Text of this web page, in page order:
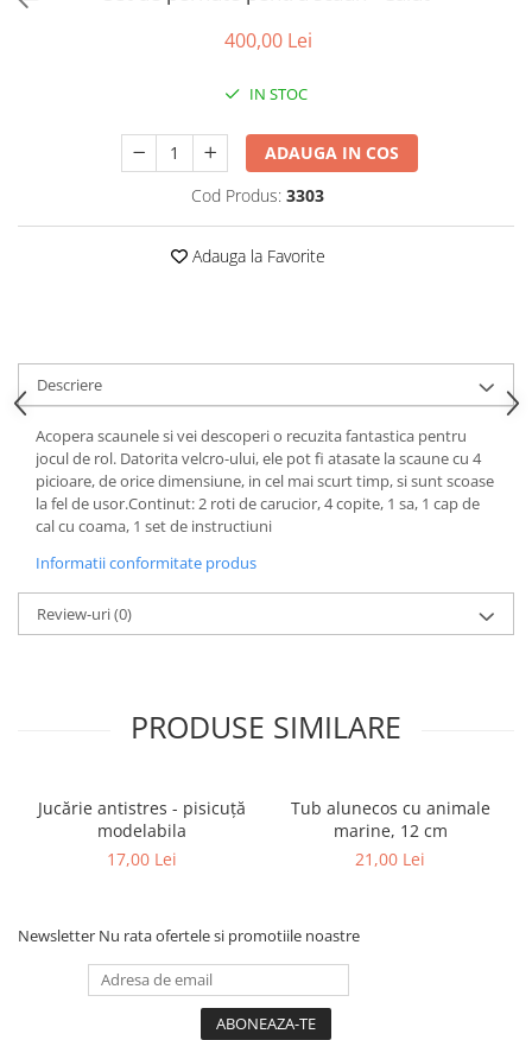
Creioane colorate si carioci
Instrumente si accesorii pentru
Lipici si adezivi
Suport pentru decor
Sarma plusata
Seturi de creatie
Tablouri diamonds
Jocuri matematice
Jocuri pentru stimularea
Stimulare auditiva
Stimulare olfactiva si gustativa
400,00 Lei
IN STOC
ADAUGA IN COS
Cod Produs: 3303
Adauga la Favorite
Descriere
Acopera scaunele si vei descoperi o recuzita fantastica pentru
jocul de rol. Datorita velcro-ului, ele pot fi atasate la scaune cu 4
picioare, de orice dimensiune, in cel mai scurt timp, si sunt scoase
la fel de usor.Continut: 2 roti de carucior, 4 copite, 1 sa, 1 cap de
cal cu coama, 1 set de instructiuni
Informatii conformitate produs
Review-uri(0)
PRODUSE SIMILARE
Jucărie antistres - pisicuță
modelabila
17,00 Lei
Tub alunecos cu animale
marine, 12 cm
21,00 Lei
Newsletter Nu rata ofertele si promotiile noastre